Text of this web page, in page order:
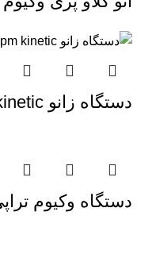
دستگاه زانو cpm kinetic
دستگاه وکیوم